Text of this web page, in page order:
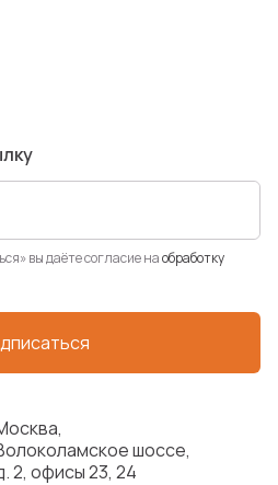
вы даёте согласие наобработку
шоссе,
2, офисы 23, 24